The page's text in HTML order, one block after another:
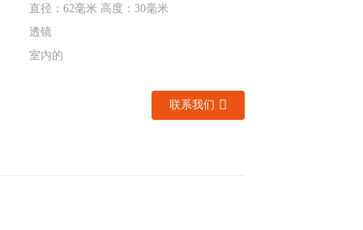
直径：62毫米 高度：30毫米
透镜
室内的
联系我们